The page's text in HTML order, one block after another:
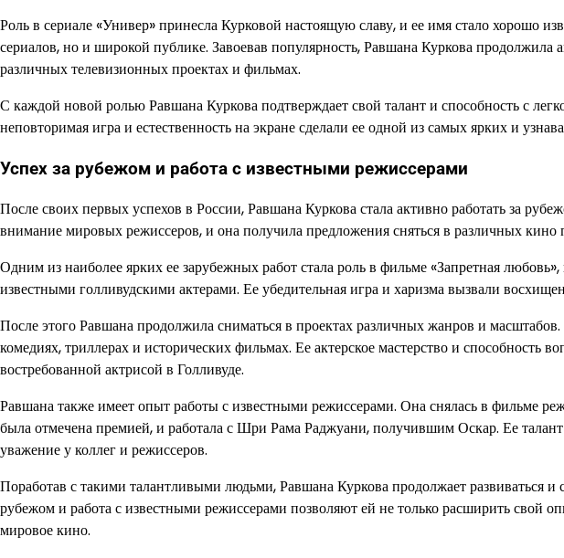
Роль в сериале «Универ» принесла Курковой настоящую славу, и ее имя стало хорошо
сериалов, но и широкой публике. Завоевав популярность, Равшана Куркова продолжила
различных телевизионных проектах и фильмах.
С каждой новой ролью Равшана Куркова подтверждает свой талант и способность с
неповторимая игра и естественность на экране сделали ее одной из самых ярких и
Успех за рубежом и работа с известными режиссерами
После своих первых успехов в России, Равшана Куркова стала активно работать за
внимание мировых режиссеров, и она получила предложения сняться в различных кино
Одним из наиболее ярких ее зарубежных работ стала роль в фильме «Запретная
известными голливудскими актерами. Ее убедительная игра и харизма вызвали
После этого Равшана продолжила сниматься в проектах различных жанров и
комедиях, триллерах и исторических фильмах. Ее актерское мастерство и способность
востребованной актрисой в Голливуде.
Равшана также имеет опыт работы с известными режиссерами. Она снялась в фильме
была отмечена премией, и работала с Шри Рама Раджуани, получившим Оскар. Ее
уважение у коллег и режиссеров.
Поработав с такими талантливыми людьми, Равшана Куркова продолжает развиваться и
рубежом и работа с известными режиссерами позволяют ей не только расширить свой
мировое кино.